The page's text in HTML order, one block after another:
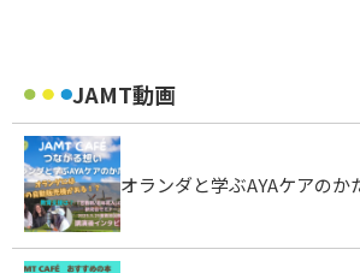
JAMT動画
オランダと学ぶAYAケアのか